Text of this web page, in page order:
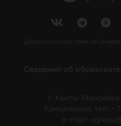
Делитесь новостями об
Сведения об
г. Ханты-
Канцелярия: тел.:
e-mail: